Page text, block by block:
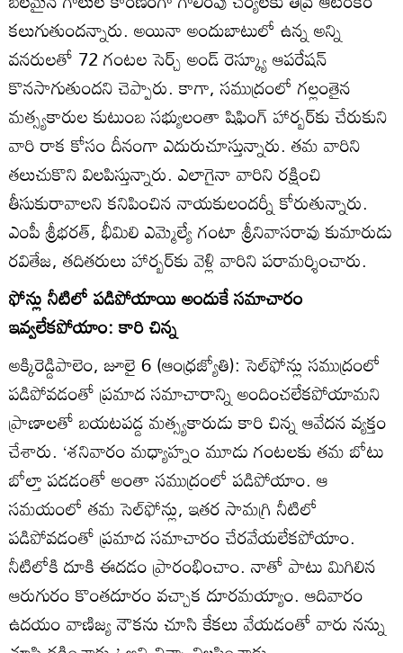
కలుగుతుందన్నారు. అయినా అందుబాటులో ఉన్న అన్ని
వనరులతో 72 గంటల సెర్చ్‌ అండ్‌ రెస్క్యూ ఆపరేషన్‌
కొనసాగుతుందని చెప్పారు. కాగా, సముద్రంలో గల్లంతైన
మత్స్యకారుల కుటుంబ సభ్యులంతా షిఫింగ్‌ హార్బర్‌కు చేరుకుని
వారి రాక కోసం దీనంగా ఎదురుచూస్తున్నారు. తమ వారిని
తలుచుకొని విలపిస్తున్నారు. ఎలాగైనా వారిని రక్షించి
తీసుకురావాలని కనిపించిన నాయకులందర్నీ కోరుతున్నారు.
ఎంపీ శ్రీభరత్‌, భీమిలి ఎమ్మెల్యే గంటా శ్రీనివాసరావు కుమారుడు
రవితేజ, తదితరులు హార్బర్‌కు వెళ్లి వారిని పరామర్శించారు.
ఫోన్లు నీటిలో పడిపోయాయి అందుకే సమాచారం
ఇవ్వలేకపోయాం: కారి చిన్న
అక్కిరెడ్డిపాలెం, జూలై 6 (ఆంధ్రజ్యోతి): సెల్‌ఫోన్లు సముద్రంలో
పడిపోవడంతో ప్రమాద సమాచారాన్ని అందించలేకపోయామని
ప్రాణాలతో బయటపడ్డ మత్స్యకారుడు కారి చిన్న ఆవేదన వ్యక్తం
చేశారు. ‘శనివారం మధ్యాహ్నం మూడు గంటలకు తమ బోటు
బోల్తా పడడంతో అంతా సముద్రంలో పడిపోయాం. ఆ
సమయంలో తమ సెల్‌ఫోన్లు, ఇతర సామగ్రి నీటిలో
పడిపోవడంతో ప్రమాద సమాచారం చేరవేయలేకపోయాం.
నీటిలోకి దూకి ఈదడం ప్రారంభించాం. నాతో పాటు మిగిలిన
ఆరుగురం కొంతదూరం వచ్చాక దూరమయ్యాం. ఆదివారం
ఉదయం వాణిజ్య నౌకను చూసి కేకలు వేయడంతో వారు నన్ను